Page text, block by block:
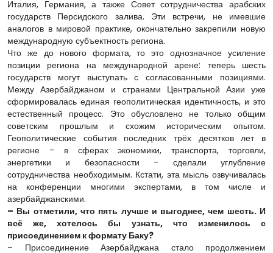
Италия, Германия, а также Совет сотрудничества арабских
государств Персидского залива. Эти встречи, не имевшие
аналогов в мировой практике, окончательно закрепили новую
международную субъектность региона.
Что же до нового формата, то это однозначное усиление
позиции региона на международной арене: теперь шесть
государств могут выступать с согласованными позициями.
Между Азербайджаном и странами Центральной Азии уже
сформировалась единая геополитическая идентичность, и это
естественный процесс. Это обусловлено не только общим
советским прошлым и схожим историческим опытом.
Геополитические события последних трёх десятков лет в
регионе - в сферах экономики, транспорта, торговли,
энергетики и безопасности - сделали углубление
сотрудничества необходимым. Кстати, эта мысль озвучивалась
на конференции многими экспертами, в том числе и
азербайджанскими.
– Вы отметили, что пять лучше и выгоднее, чем шесть. И
всё же, хотелось бы узнать, что изменилось с
присоединением к формату Баку?
– Присоединение Азербайджана стало продолжением